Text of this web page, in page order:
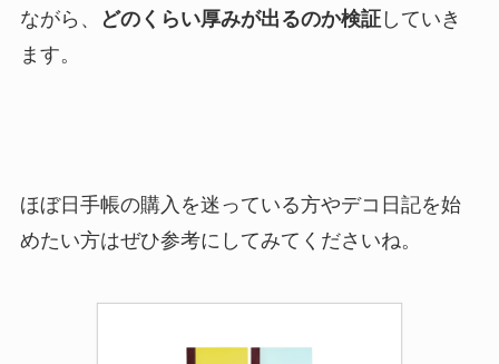
ながら、
どのくらい厚みが出るのか検証していき
ます。
ほぼ日手帳の購入を迷っている方やデコ日記を始
めたい方はぜひ参考にしてみてくださいね。